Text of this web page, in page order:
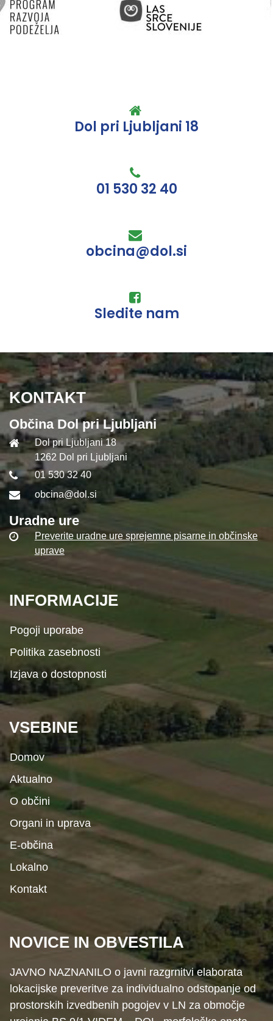
Dol pri Ljubljani 18
01 530 32 40
obcina@dol.si
Sledite nam
KONTAKT
Občina Dol pri Ljubljani
Dol pri Ljubljani 18
1262 Dol pri Ljubljani
01 530 32 40
obcina@dol.si
Uradne ure
Preverite uradne ure sprejemne pisarne in občinske
uprave
INFORMACIJE
Pogoji uporabe
Politika zasebnosti
Izjava o dostopnosti
VSEBINE
Domov
Aktualno
O občini
Organi in uprava
E-občina
Lokalno
Kontakt
NOVICE IN OBVESTILA
JAVNO NAZNANILO o javni razgrnitvi elaborata
lokacijske preveritve za individualno odstopanje od
prostorskih izvedbenih pogojev v LN za območje